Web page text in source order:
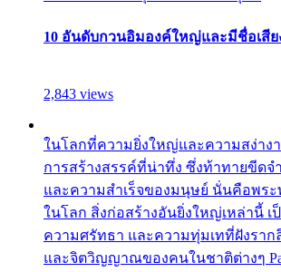
10 อันดับกวนอิมองค์ใหญ่และมีชื่อเสี
2,843 views
ในโลกที่ความยิ่งใหญ่และความสง่าง
การสร้างสรรค์ที่น่าทึ่ง ซึ่งท้าทายขีดจ
และความสำเร็จของมนุษย์ นั่นคือพร
ในโลก สิ่งก่อสร้างอันยิ่งใหญ่เหล่านี้ เ
ความศรัทธา และความทุ่มเทที่ฝังรา
และจิตวิญญาณของคนในชาติต่างๆ